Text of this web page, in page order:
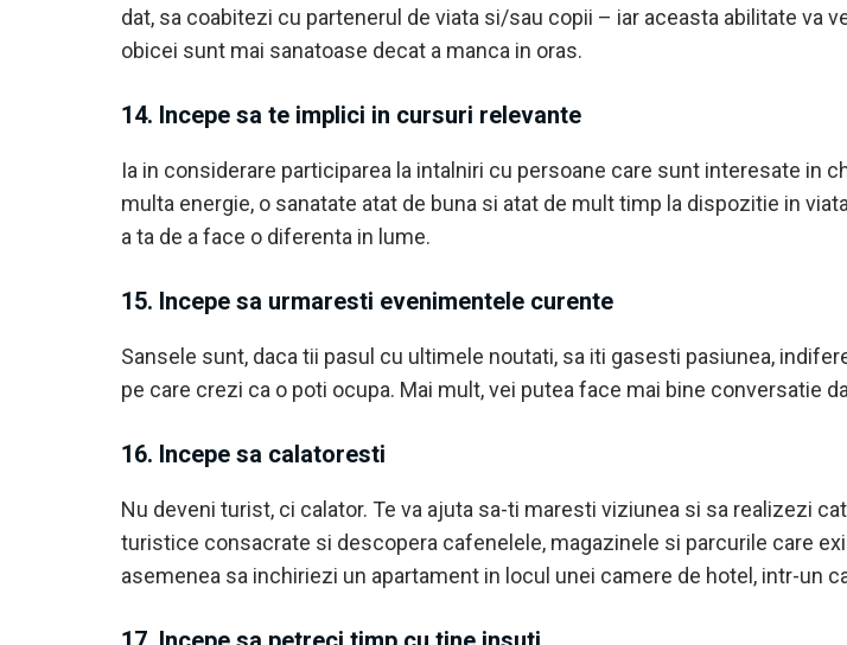
dat, sa coabitezi cu partenerul de viata si/sau copii – iar aceasta abilitate va
obicei sunt mai sanatoase decat a manca in oras.
14. Incepe sa te implici in cursuri relevante
Ia in considerare participarea la intalniri cu persoane care sunt interesate in
multa energie, o sanatate atat de buna si atat de mult timp la dispozitie in
a ta de a face o diferenta in lume.
15. Incepe sa urmaresti evenimentele curente
Sansele sunt, daca tii pasul cu ultimele noutati, sa iti gasesti pasiunea,
pe care crezi ca o poti ocupa. Mai mult, vei putea face mai bine conversatie
16. Incepe sa calatoresti
Nu deveni turist, ci calator. Te va ajuta sa-ti maresti viziunea si sa realizezi
turistice consacrate si descopera cafenelele, magazinele si parcurile care
asemenea sa inchiriezi un apartament in locul unei camere de hotel, intr-un